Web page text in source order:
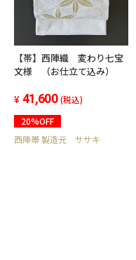
【帯】西陣織 変わり七宝
文様 （お仕立て込み）
41,600 (税込)
20%OFF
西陣帯 製造元 ササキ